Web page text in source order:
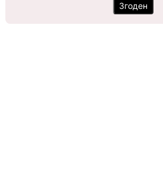
Згоден